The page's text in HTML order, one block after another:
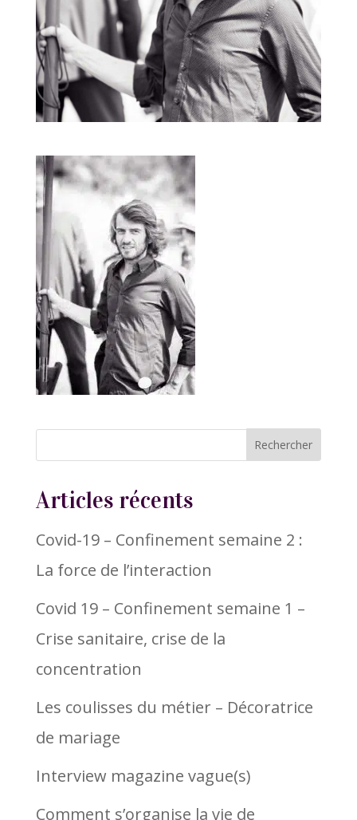
Articles récents
Covid-19 – Confinement semaine 2 :
La force de l’interaction
Covid 19 – Confinement semaine 1 –
Crise sanitaire, crise de la
concentration
Les coulisses du métier – Décoratrice
de mariage
Interview magazine vague(s)
Comment s’organise la vie de